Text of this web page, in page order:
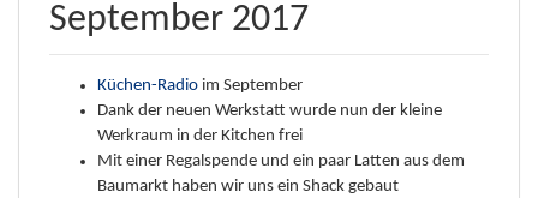
September 2017
Küchen-Radio im September
Dank der neuen Werkstatt wurde nun der kleine
Werkraum in der Kitchen frei
Mit einer Regalspende und ein paar Latten aus dem
Baumarkt haben wir uns ein Shack gebaut